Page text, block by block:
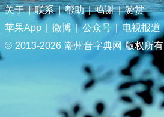
关于 | 联系 | 帮助 | 鸣谢 | 赞赏
苹果App
微博 | 公众号
电视报道
© 2013-2026 潮州音字典网 版权所有